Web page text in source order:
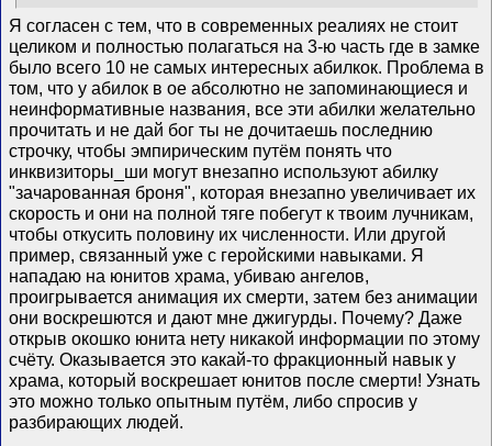
Я согласен с тем, что в современных реалиях не стоит
целиком и полностью полагаться на 3-ю часть где в замке
было всего 10 не самых интересных абилкок. Проблема в
том, что у абилок в ое абсолютно не запоминающиеся и
неинформативные названия, все эти абилки желательно
прочитать и не дай бог ты не дочитаешь последнию
строчку, чтобы эмпирическим путём понять что
инквизиторы_ши могут внезапно используют абилку
"зачарованная броня", которая внезапно увеличивает их
скорость и они на полной тяге побегут к твоим лучникам,
чтобы откусить половину их численности. Или другой
пример, связанный уже с геройскими навыками. Я
нападаю на юнитов храма, убиваю ангелов,
проигрывается анимация их смерти, затем без анимации
они воскрешются и дают мне джигурды. Почему? Даже
открыв окошко юнита нету никакой информации по этому
счёту. Оказывается это какай-то фракционный навык у
храма, который воскрешает юнитов после смерти! Узнать
это можно только опытным путём, либо спросив у
разбирающих людей.